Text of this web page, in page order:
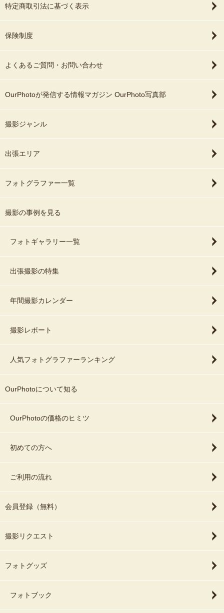
特定商取引法に基づく表示
保険制度
よくあるご質問・お問い合わせ
OurPhotoが発信する情報マガジン OurPhoto写真部
撮影ジャンル
出張エリア
フォトグラファー一覧
撮影の事例を見る
フォトギャラリー一覧
出張撮影の特集
年間撮影カレンダー
撮影レポート
人気フォトグラファーランキング
OurPhotoについて知る
OurPhotoの価格のヒミツ
初めての方へ
ご利用の流れ
会員登録（無料）
撮影リクエスト
フォトグッズ
フォトブック